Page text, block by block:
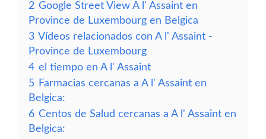
2 Google Street View A l' Assaint en
Province de Luxembourg en Belgica
3 Vídeos relacionados con A l' Assaint -
Province de Luxembourg
4 el tiempo en A l' Assaint
5 Farmacias cercanas a A l' Assaint en
Belgica:
6 Centos de Salud cercanas a A l' Assaint en
Belgica: